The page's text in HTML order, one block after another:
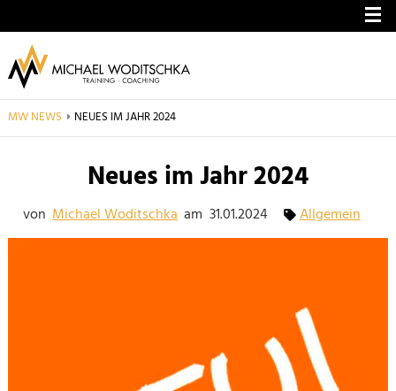
MW NEWS AKTUELL: NEUES IM JAHR 2024
NEUES IM JAHR 2024
Neues im Jahr 2024
von Michael Woditschka am 31.01.2024 Allgemein